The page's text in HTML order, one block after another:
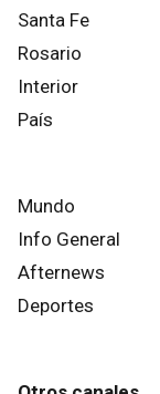
Santa Fe
Rosario
Interior
País
Mundo
Info General
Afternews
Deportes